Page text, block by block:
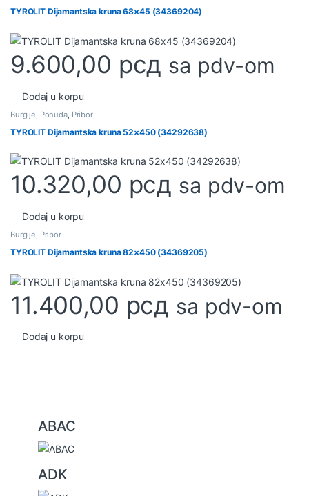
TYROLIT Dijamantska kruna 68×45 (34369204)
9.600,00 рсд sa pdv-om
Dodaj u korpu
Burgije, Ponuda, Pribor
TYROLIT Dijamantska kruna 52×450 (34292638)
10.320,00 рсд sa pdv-om
Dodaj u korpu
Burgije, Pribor
TYROLIT Dijamantska kruna 82×450 (34369205)
11.400,00 рсд sa pdv-om
Dodaj u korpu
ABAC
ADK